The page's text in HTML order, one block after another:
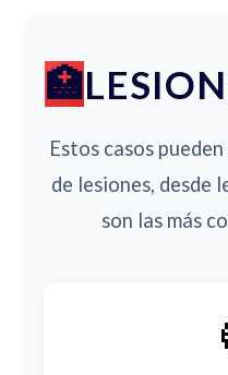
Estos casos
de lesiones, desde
son las más